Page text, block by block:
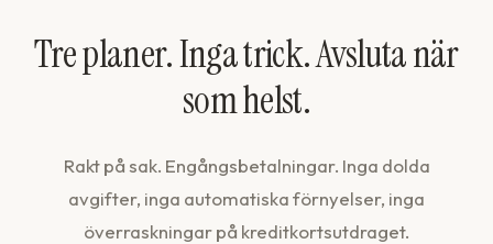
Tre planer. Inga trick. Avsluta när
som helst.
Rakt på sak. Engångsbetalningar. Inga dolda
avgifter, inga automatiska förnyelser, inga
överraskningar på kreditkortsutdraget.